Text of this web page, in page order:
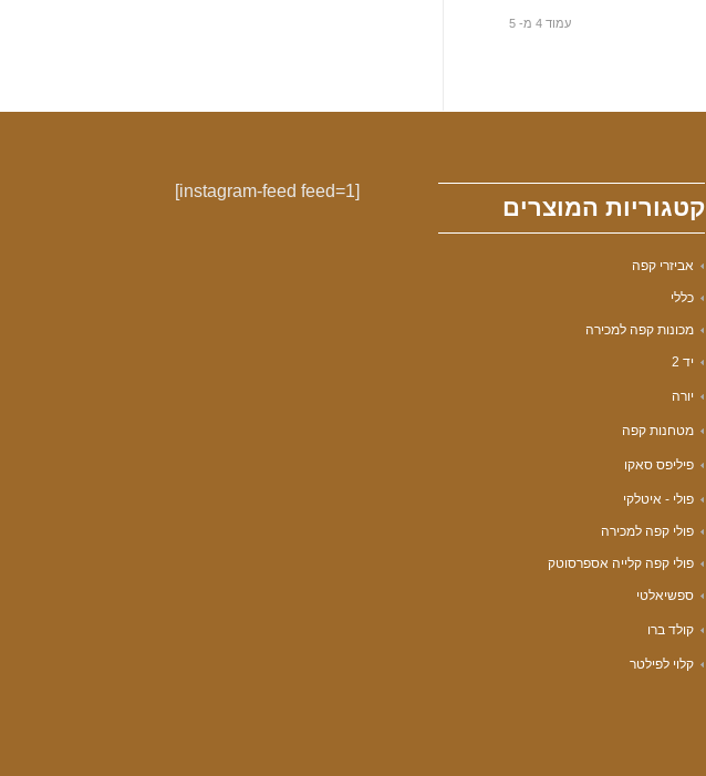
עמוד 4 מ- 5
קטגוריות המוצרים
אביזרי קפה
כללי
מכונות קפה למכירה
יד 2
יורה
מטחנות קפה
פיליפס סאקו
פולי - איטלקי
פולי קפה למכירה
פולי קפה קלייה אספרסוטק
ספשיאלטי
קולד ברו
קלוי לפילטר
[instagram-feed feed=1]